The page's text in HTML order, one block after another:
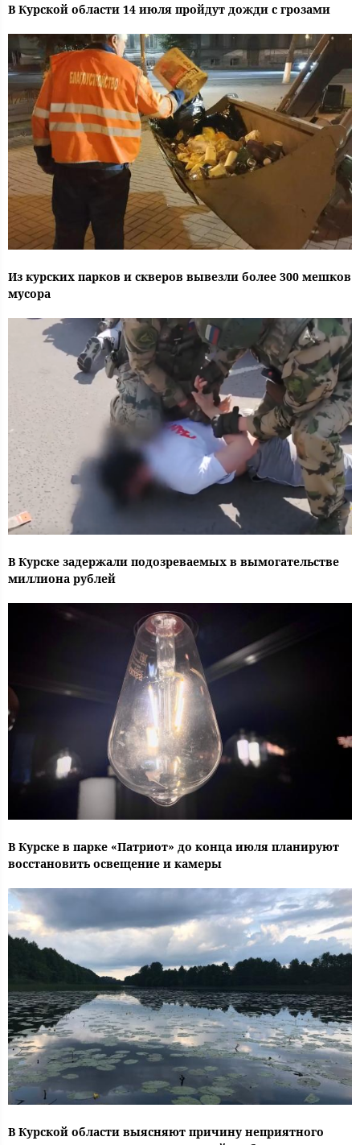
В Курской области 14 июля пройдут дожди с грозами
Из курских парков и скверов вывезли более 300 мешков
мусора
В Курске задержали подозреваемых в вымогательстве
миллиона рублей
В Курске в парке «Патриот» до конца июля планируют
восстановить освещение и камеры
В Курской области выясняют причину неприятного